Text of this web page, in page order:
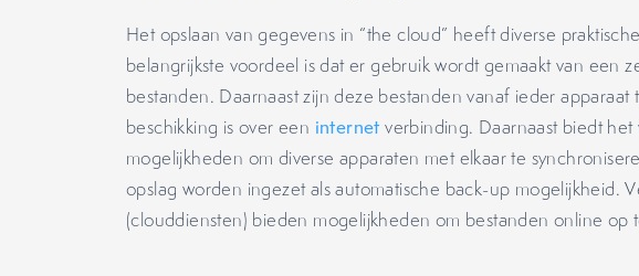
Het opslaan van gegevens in “the cloud” heeft diverse
belangrijkste voordeel is dat er gebruik wordt gemaakt van een
bestanden. Daarnaast zijn deze bestanden vanaf ieder apparaat
beschikking is over een internet verbinding. Daarnaast biedt
mogelijkheden om diverse apparaten met elkaar te
opslag worden ingezet als automatische back-up mogelijkheid.
(clouddiensten) bieden mogelijkheden om bestanden online op